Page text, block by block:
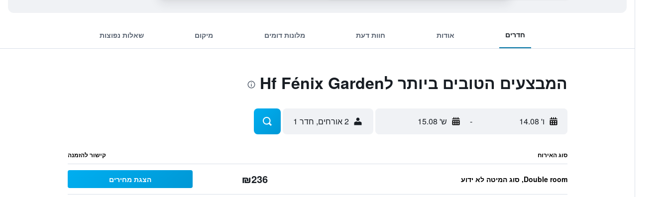
חדרים אודות חוות דעת מלונות דומים מיקום שאלות נפוצות
המבצעים הטובים ביותר לHf Fénix Garden
ו' 14.08 - ש' 15.08 2 אורחים, חדר 1
סוג האירוח קישור להזמנה
Double room, סוג המיטה לא ידוע ₪236 הצגת מחירים